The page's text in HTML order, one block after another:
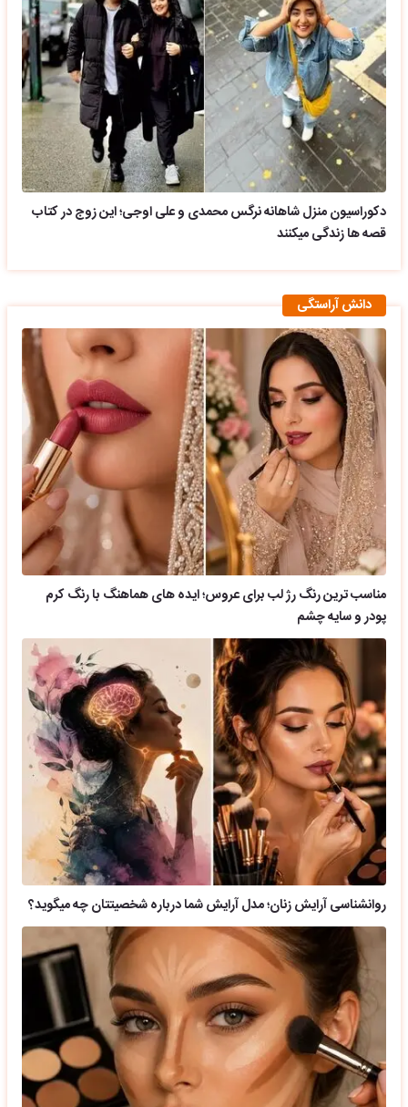
دکوراسیون منزل شاهانه نرگس محمدی و علی اوجی؛ این زوج در کتاب
قصه ها زندگی میکنند
دانش آراستگی
مناسب ترین رنگ رژ لب برای عروس؛ ایده های هماهنگ با رنگ کرم
پودر و سایه چشم
روانشناسی آرایش زنان؛ مدل آرایش شما درباره شخصیتتان چه میگوید؟